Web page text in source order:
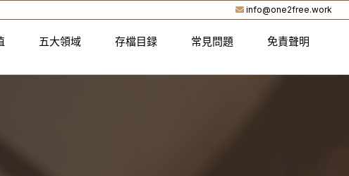
info@one2free.work
五大領域 存檔目録 常見問題 免責聲明